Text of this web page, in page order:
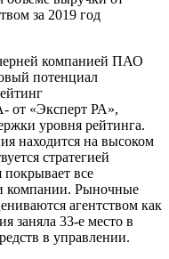
за 2019 год
компанией ПАО
потенциал
от «Эксперт РА»,
уровня рейтинга.
находится на высоком
стратегией
покрывает все
компании. Рыночные
агентством как
заняла 33-е место в
в управлении.